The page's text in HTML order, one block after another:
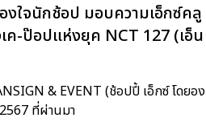
งใจนักช้อป มอบความเอ็กซ์คลู
ค-ป๊อปแห่งยุค NCT 127 (เอ็น
& EVENT (ช้อปปี้ เอ็กซ์ โดยอง
ที่ผ่านมา